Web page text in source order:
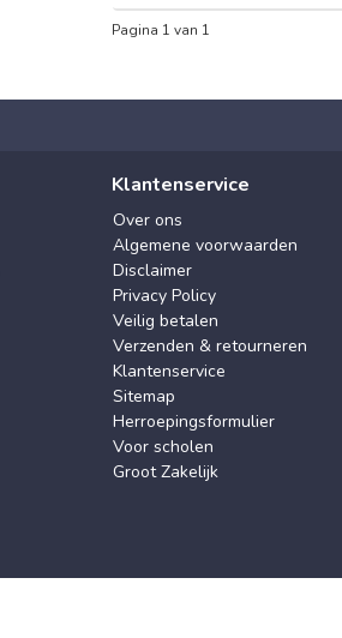
Pagina 1 van 1
Klantenservice
Over ons
Algemene voorwaarden
Disclaimer
Privacy Policy
Veilig betalen
Verzenden & retourneren
Klantenservice
Sitemap
Herroepingsformulier
Voor scholen
Groot Zakelijk